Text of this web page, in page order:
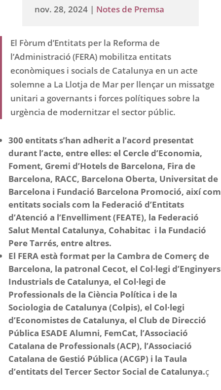
nov. 28, 2024| Notes de Premsa
El Fòrum d’Entitats per la Reforma de
l’Administració (FERA) mobilitza entitats
econòmiques i socials de Catalunya en un acte
solemne a La Llotja de Mar per llençar un missatge
unitari a governants i forces polítiques sobre la
urgència de modernitzar el sector públic.
300 entitats s’han adherit a l’acord presentat
durant l’acte, entre elles: el Cercle d’Economia,
Foment, Gremi d’Hotels de Barcelona, Fira de
Barcelona, RACC, Barcelona Oberta, Universitat de
Barcelona i Fundació Barcelona Promoció, així com
entitats socials com la Federació d’Entitats
d’Atenció a l’Envelliment (FEATE), la Federació
Salut Mental Catalunya, Cohabitac i la Fundació
Pere Tarrés, entre altres.
El FERA està format per la Cambra de Comerç de
Barcelona, la patronal Cecot, el Col·legi d’Enginyers
Industrials de Catalunya, el Col·legi de
Professionals de la Ciència Política i de la
Sociologia de Catalunya (Colpis), el Col·legi
d’Economistes de Catalunya, el Club de Direcció
Pública ESADE Alumni, FemCat, l’Associació
Catalana de Professionals (ACP), l’Associació
Catalana de Gestió Pública (ACGP) i la Taula
d’entitats del Tercer Sector Social de Catalunya.ç